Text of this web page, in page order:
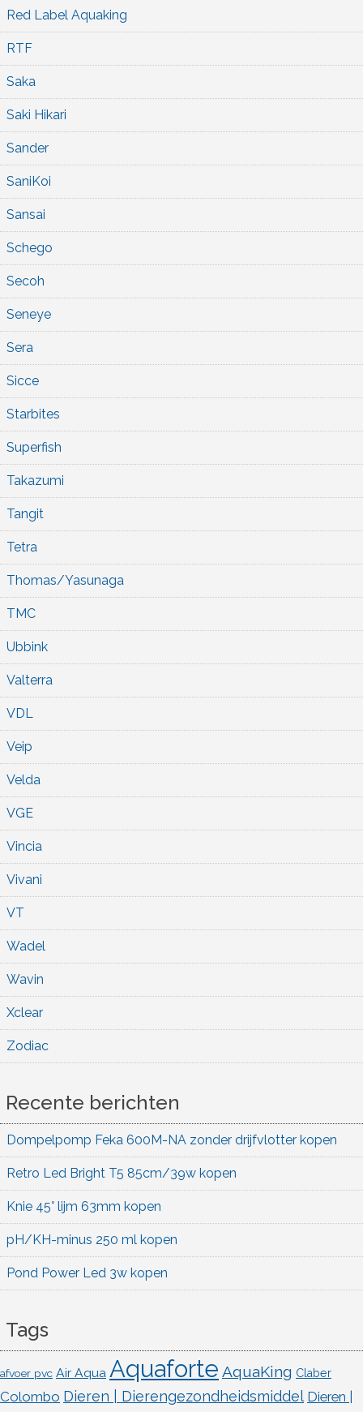
Red Label Aquaking
RTF
Saka
Saki Hikari
Sander
SaniKoi
Sansai
Schego
Secoh
Seneye
Sera
Sicce
Starbites
Superfish
Takazumi
Tangit
Tetra
Thomas/Yasunaga
TMC
Ubbink
Valterra
VDL
Veip
Velda
VGE
Vincia
Vivani
VT
Wadel
Wavin
Xclear
Zodiac
Recente berichten
Dompelpomp Feka 600M-NA zonder drijfvlotter kopen
Retro Led Bright T5 85cm/39w kopen
Knie 45° lijm 63mm kopen
pH/KH-minus 250 ml kopen
Pond Power Led 3w kopen
Tags
afvoer pvc Air Aqua Aquaforte AquaKing Claber
Colombo Dieren | Dierengezondheidsmiddel Dieren |